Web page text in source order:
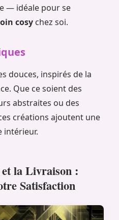
— idéale pour se
cosy chez soi.
douces, inspirés de la
Que ce soient des
abstraites ou des
créations ajoutent une
intérieur.
la Livraison :
Satisfaction